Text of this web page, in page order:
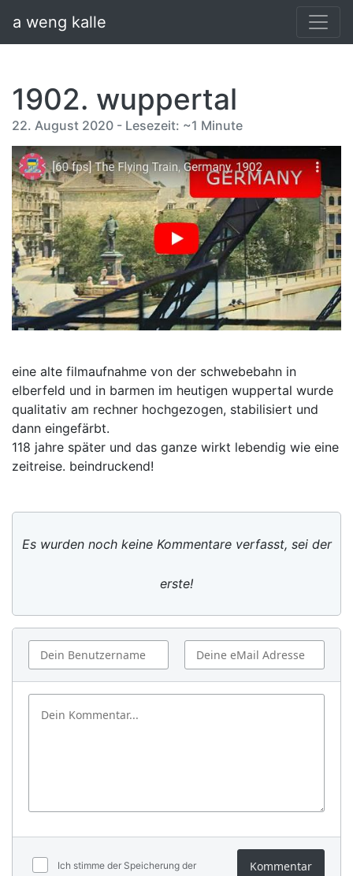
a weng kalle
1902. wuppertal
22. August 2020 - Lesezeit: ~1 Minute
eine alte filmaufnahme von der schwebebahn in
elberfeld und in barmen im heutigen wuppertal wurde
qualitativ am rechner hochgezogen, stabilisiert und
dann eingefärbt.
118 jahre später und das ganze wirkt lebendig wie eine
zeitreise. beindruckend!
Es wurden noch keine Kommentare verfasst, sei der
erste!
Ich stimme der Speicherung der
Kommentar